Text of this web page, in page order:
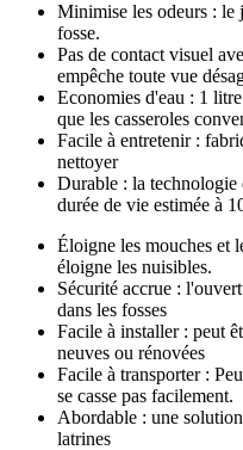
Minimise les odeurs : le
fosse.
Pas de contact visuel
empêche toute vue
Economies d'eau : 1
que les casseroles
Facile à entretenir :
nettoyer
Durable : la technologie
durée de vie estimée à
Éloigne les mouches et
éloigne les nuisibles.
Sécurité accrue :
dans les fosses
Facile à installer : peut
neuves ou rénovées
Facile à transporter :
se casse pas facilement.
Abordable : une
latrines